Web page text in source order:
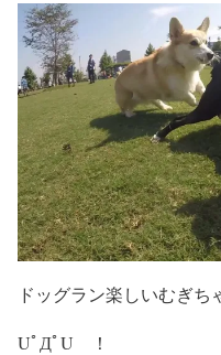
ドッグラン楽しいむぎち
UﾟДﾟU ！